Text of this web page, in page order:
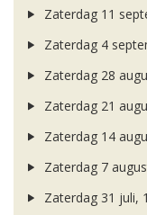
Zaterdag 11
Zaterdag 4
Zaterdag 28
Zaterdag 21
Zaterdag 14
Zaterdag 7
Zaterdag 31 juli,